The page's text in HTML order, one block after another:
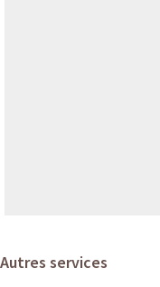
Autres services